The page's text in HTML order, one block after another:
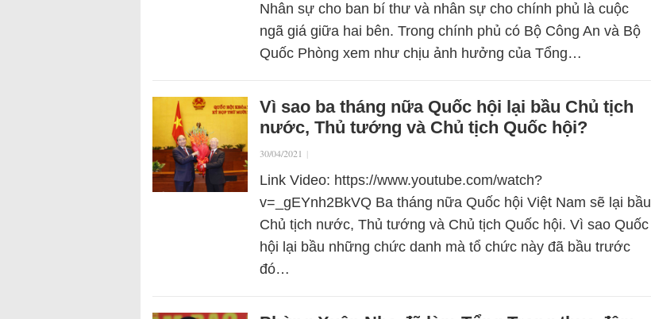
Nhân sự cho ban bí thư và nhân sự cho chính phủ là cuộc
ngã giá giữa hai bên. Trong chính phủ có Bộ Công An và Bộ
Quốc Phòng xem như chịu ảnh hưởng của Tổng…
Vì sao ba tháng nữa Quốc hội lại bầu Chủ tịch
nước, Thủ tướng và Chủ tịch Quốc hội?
30/04/2021 |
Link Video: https://www.youtube.com/watch?
v=_gEYnh2BkVQ Ba tháng nữa Quốc hội Việt Nam sẽ lại bầu
Chủ tịch nước, Thủ tướng và Chủ tịch Quốc hội. Vì sao Quốc
hội lại bầu những chức danh mà tổ chức này đã bầu trước
đó…